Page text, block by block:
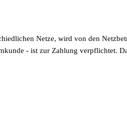
Netze, wird von den
- ist zur Zahlung verpflichtet.